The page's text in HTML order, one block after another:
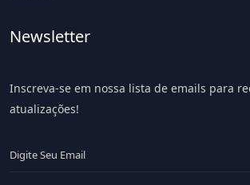
Newsletter
Inscreva-se em nossa lista de emails para
atualizações!